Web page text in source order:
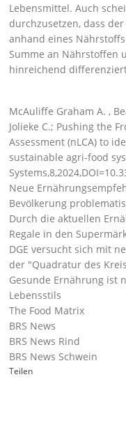
Lebensmittel. Auch
durchzusetzen, dass
anhand eines
Summe an Nährstoffen
hinreichend
McAuliffe Graham A. ,
Jolieke C.; Pushing the
Assessment (nLCA) to
sustainable agri-food
Neue
Bevölkerung
Durch die aktuellen
Regale in den
DGE versucht sich mit
der "Quadratur des
Gesunde Ernährung ist
Lebensstils
The Food Matrix
BRS News
BRS News Rind
BRS News Schwein
Teilen